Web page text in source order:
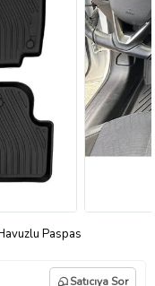
Paspas
Satıcıya Sor